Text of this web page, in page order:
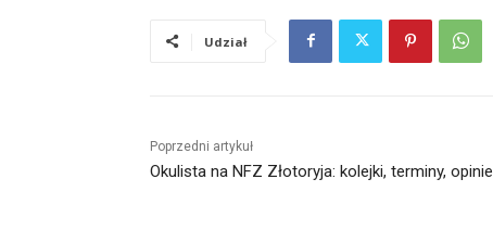
Udział
Poprzedni artykuł
Okulista na NFZ Złotoryja: kolejki, terminy, opinie